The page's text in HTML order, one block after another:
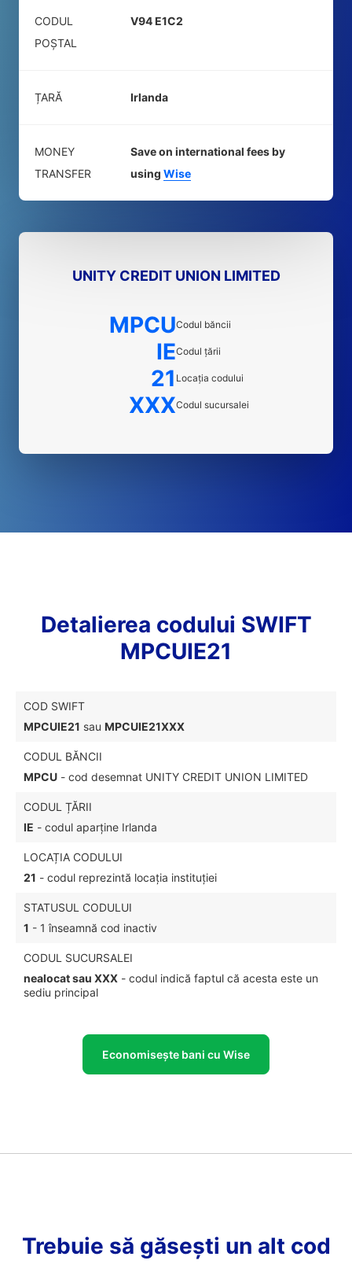
CODUL
POŞTAL
V94 E1C2
ȚARĂ Irlanda
MONEY
TRANSFER
Save on international fees by
using Wise
UNITY CREDIT UNION LIMITED
MPCUCodul băncii
IECodul țării
21 Locația codului
XXXCodul sucursalei
Detalierea codului SWIFT
MPCUIE21
COD SWIFT
MPCUIE21 sau MPCUIE21XXX
CODUL BĂNCII
MPCU - cod desemnat UNITY CREDIT UNION LIMITED
CODUL ȚĂRII
IE - codul aparține Irlanda
LOCAȚIA CODULUI
21 - codul reprezintă locația instituției
STATUSUL CODULUI
1 - 1 înseamnă cod inactiv
CODUL SUCURSALEI
nealocat sau XXX - codul indică faptul că acesta este un
sediu principal
Economisește bani cu Wise
Trebuie să găsești un alt cod